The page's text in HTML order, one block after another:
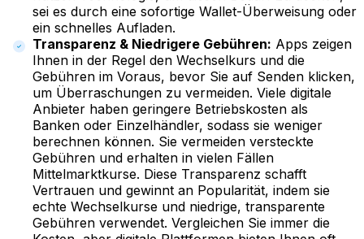
sei es durch eine sofortige Wallet-Überweisung oder
ein schnelles Aufladen.
Transparenz & Niedrigere Gebühren: Apps zeigen
Ihnen in der Regel den Wechselkurs und die
Gebühren im Voraus, bevor Sie auf Senden klicken,
um Überraschungen zu vermeiden. Viele digitale
Anbieter haben geringere Betriebskosten als
Banken oder Einzelhändler, sodass sie weniger
berechnen können. Sie vermeiden versteckte
Gebühren und erhalten in vielen Fällen
Mittelmarktkurse. Diese Transparenz schafft
Vertrauen und gewinnt an Popularität, indem sie
echte Wechselkurse und niedrige, transparente
Gebühren verwendet. Vergleichen Sie immer die